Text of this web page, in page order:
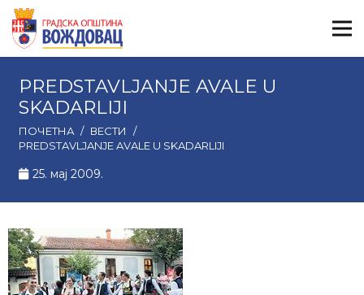
PREDSTAVLJANJE AVALE U
SKADARLIJI
ПОЧЕТНА / ВЕСТИ
/
PREDSTAVLJANJE AVALE U SKADARLIJI
25. мај 2009.